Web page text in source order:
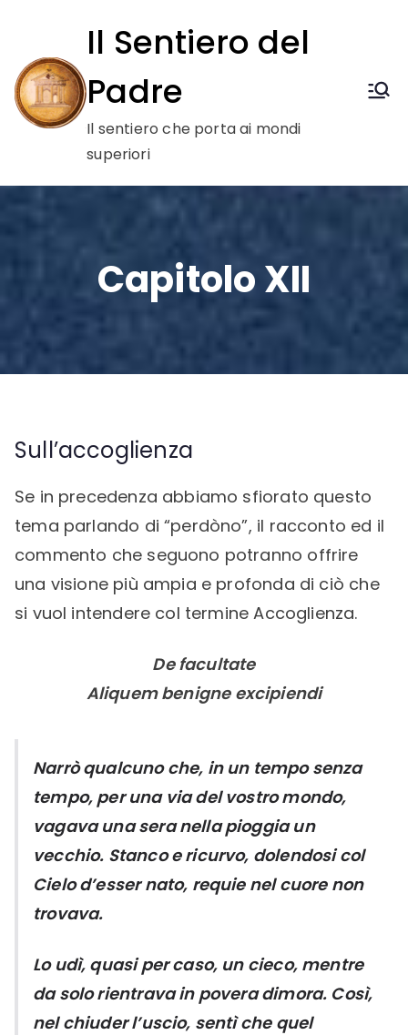
contenuto
Il Sentiero del
Padre
Il sentiero che porta ai mondi
superiori
Capitolo XII
Sull’accoglienza
Se in precedenza abbiamo sfiorato questo
tema parlando di “perdòno”, il racconto ed il
commento che seguono potranno offrire
una visione più ampia e profonda di ciò che
si vuol intendere col termine Accoglienza.
De facultate
Aliquem benigne excipiendi
Narrò qualcuno che, in un tempo senza
tempo, per una via del vostro mondo,
vagava una sera nella pioggia un
vecchio. Stanco e ricurvo, dolendosi col
Cielo d’esser nato, requie nel cuore non
trovava.
Lo udì, quasi per caso, un cieco, mentre
da solo rientrava in povera dimora. Così,
nel chiuder l’uscio, sentì che quel